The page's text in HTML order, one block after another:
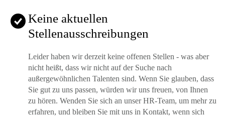
Keine aktuellen
Stellenausschreibungen
Leider haben wir derzeit keine offenen Stellen - was aber
nicht heißt, dass wir nicht auf der Suche nach
außergewöhnlichen Talenten sind. Wenn Sie glauben, dass
Sie gut zu uns passen, würden wir uns freuen, von Ihnen
zu hören. Wenden Sie sich an unser HR-Team, um mehr zu
erfahren, und bleiben Sie mit uns in Kontakt, wenn sich